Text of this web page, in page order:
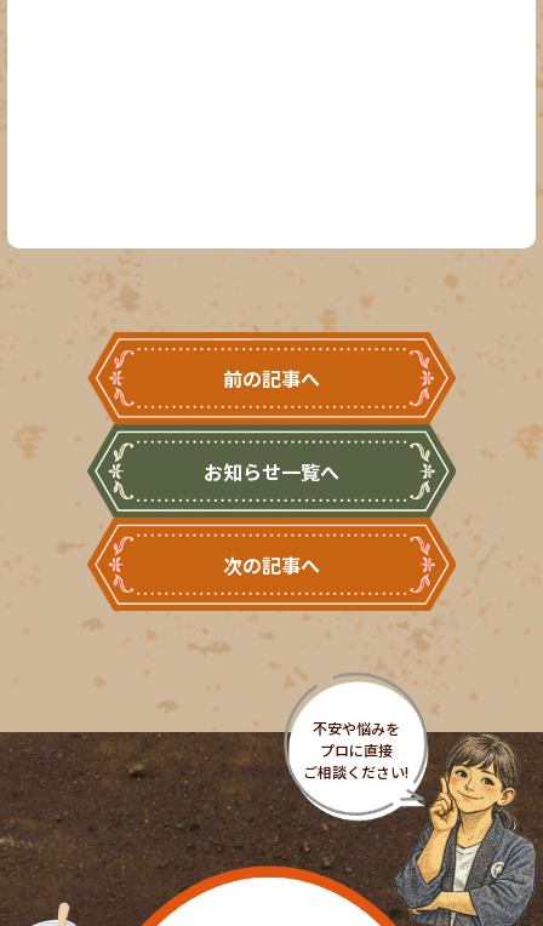
前の記事へ
お知らせ一覧へ
次の記事へ